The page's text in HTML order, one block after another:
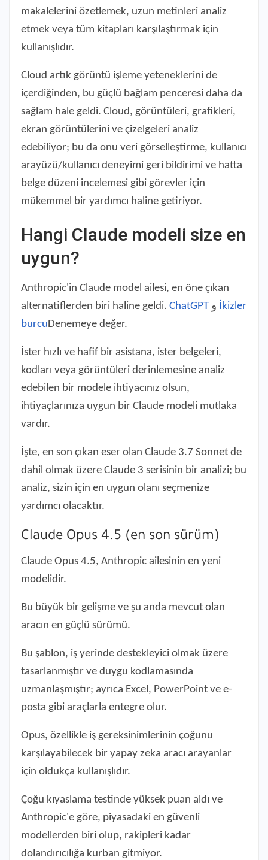
makalelerini özetlemek, uzun metinleri analiz
etmek veya tüm kitapları karşılaştırmak için
kullanışlıdır.
Cloud artık görüntü işleme yeteneklerini de
içerdiğinden, bu güçlü bağlam penceresi daha da
sağlam hale geldi. Cloud, görüntüleri, grafikleri,
ekran görüntülerini ve çizelgeleri analiz
edebiliyor; bu da onu veri görselleştirme, kullanıcı
arayüzü/kullanıcı deneyimi geri bildirimi ve hatta
belge düzeni incelemesi gibi görevler için
mükemmel bir yardımcı haline getiriyor.
Hangi Claude modeli size en
uygun?
Anthropic'in Claude model ailesi, en öne çıkan
alternatiflerden biri haline geldi. ChatGPT
İkizler
burcuDenemeye değer.
İster hızlı ve hafif bir asistana, ister belgeleri,
kodları veya görüntüleri derinlemesine analiz
edebilen bir modele ihtiyacınız olsun,
ihtiyaçlarınıza uygun bir Claude modeli mutlaka
vardır.
İşte, en son çıkan eser olan Claude 3.7 Sonnet de
dahil olmak üzere Claude 3 serisinin bir analizi; bu
analiz, sizin için en uygun olanı seçmenize
yardımcı olacaktır.
Claude Opus 4.5 (en son sürüm)
Claude Opus 4.5, Anthropic ailesinin en yeni
modelidir.
Bu büyük bir gelişme ve şu anda mevcut olan
aracın en güçlü sürümü.
Bu şablon, iş yerinde destekleyici olmak üzere
tasarlanmıştır ve duygu kodlamasında
uzmanlaşmıştır; ayrıca Excel, PowerPoint ve e-
posta gibi araçlarla entegre olur.
Opus, özellikle iş gereksinimlerinin çoğunu
karşılayabilecek bir yapay zeka aracı arayanlar
için oldukça kullanışlıdır.
Çoğu kıyaslama testinde yüksek puan aldı ve
Anthropic'e göre, piyasadaki en güvenli
modellerden biri olup, rakipleri kadar
dolandırıcılığa kurban gitmiyor.